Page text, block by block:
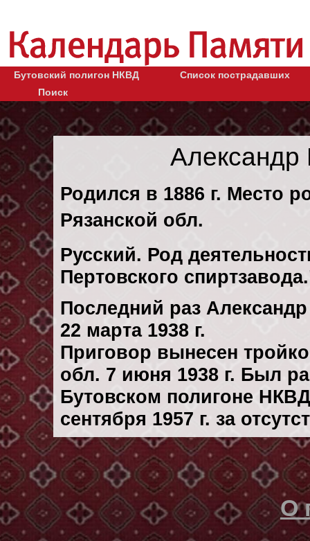
Бутовский полигон НКВД
Список пострадавших
Поиск
Родился в 1886 г. Место
Рязанской обл.
Русский. Род
Пертовского
Последний раз
22 марта 1938 г.
Приговор вынесен
обл. 7 июня 1938 г. Был
Бутовском полигоне
сентября 1957 г. за
О